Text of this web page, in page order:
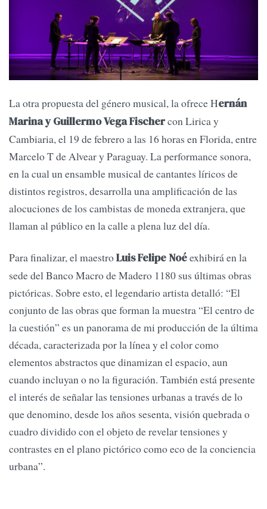
La otra propuesta del género musical, la ofrece Hernán
Marina y Guillermo Vega Fischercon Lirica y
Cambiaria, el 19 de febrero a las 16 horas en Florida, entre
Marcelo T de Alvear y Paraguay. La performance sonora,
en la cual un ensamble musical de cantantes líricos de
distintos registros, desarrolla una amplificación de las
alocuciones de los cambistas de moneda extranjera, que
llaman al público en la calle a plena luz del día.
Para finalizar, el maestroLuis Felipe Noéexhibirá en la
sede del Banco Macro de Madero 1180 sus últimas obras
pictóricas. Sobre esto, el legendario artista detalló: “El
conjunto de las obras que forman la muestra “El centro de
la cuestión” es un panorama de mi producción de la última
década, caracterizada por la línea y el color como
elementos abstractos que dinamizan el espacio, aun
cuando incluyan o no la figuración. También está presente
el interés de señalar las tensiones urbanas a través de lo
que denomino, desde los años sesenta, visión quebrada o
cuadro dividido con el objeto de revelar tensiones y
contrastes en el plano pictórico como eco de la conciencia
urbana”.